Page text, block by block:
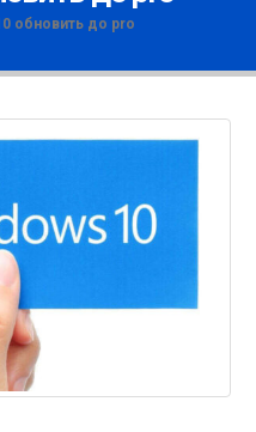
обновить до pro